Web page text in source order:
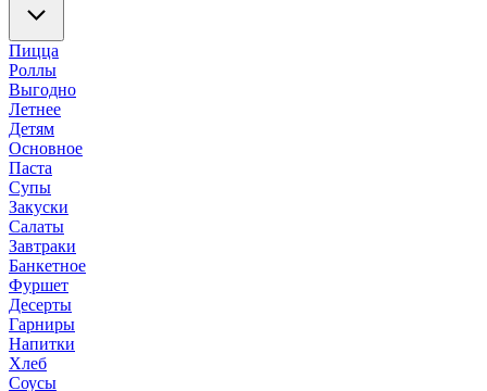
Пицца
Роллы
Выгодно
Летнее
Детям
Основное
Паста
Супы
Закуски
Салаты
Завтраки
Банкетное
Фуршет
Десерты
Гарниры
Напитки
Хлеб
Соусы